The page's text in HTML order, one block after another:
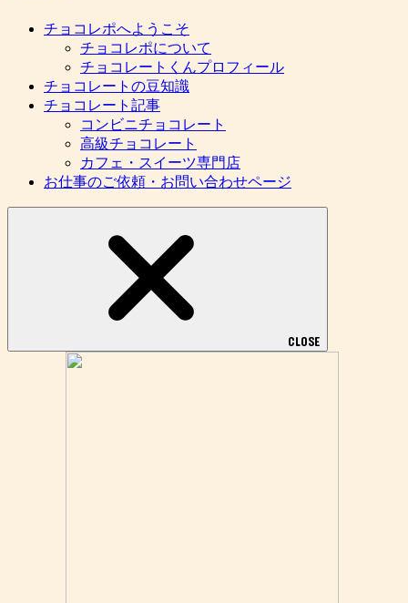
チョコレポへようこそ
チョコレポについて
チョコレートくんプロフィール
チョコレートの豆知識
チョコレート記事
コンビニチョコレート
高級チョコレート
カフェ・スイーツ専門店
お仕事のご依頼・お問い合わせページ
CLOSE